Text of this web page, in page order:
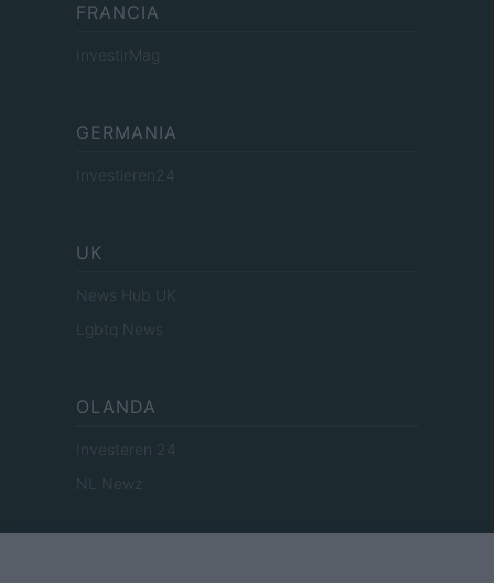
FRANCIA
InvestirMag
GERMANIA
Investieren24
UK
News Hub UK
Lgbtq News
OLANDA
Investeren 24
NL Newz